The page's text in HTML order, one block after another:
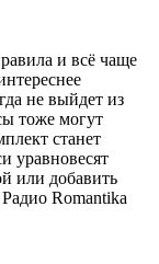
и всё чаще
не выйдет из
тоже могут
станет
уравновесят
или добавить
Радио Romantika